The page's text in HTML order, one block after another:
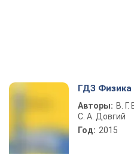
ГДЗ Физика
Авторы: В.
С. А. Довгий
Год: 2015